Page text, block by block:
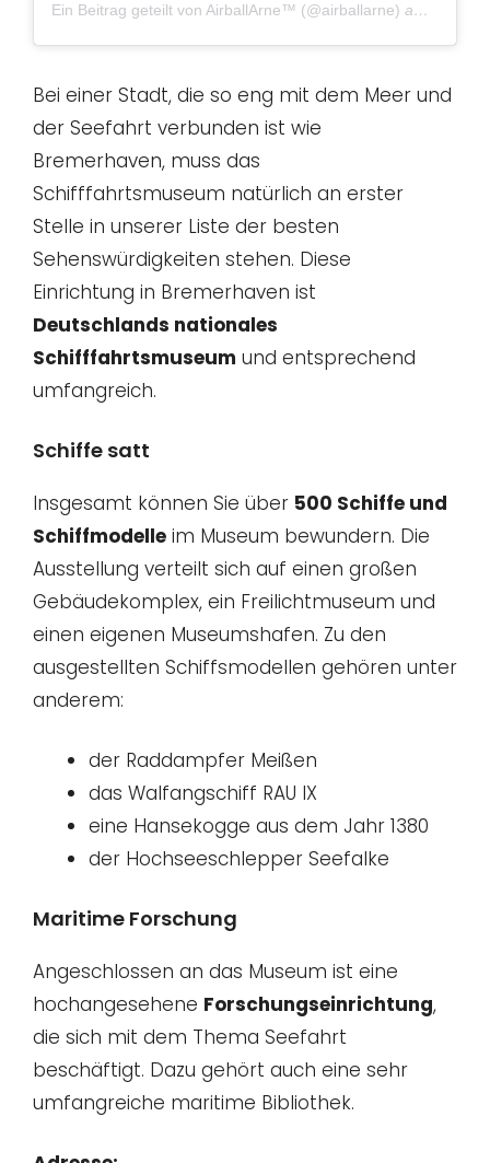
Ein Beitrag geteilt von AirballArne™ (@airballarne) am
Bei einer Stadt, die so eng mit dem Meer und
der Seefahrt verbunden ist wie
Bremerhaven, muss das
Schifffahrtsmuseum natürlich an erster
Stelle in unserer Liste der besten
Sehenswürdigkeiten stehen. Diese
Einrichtung in Bremerhaven ist
Deutschlands nationales
Schifffahrtsmuseum und entsprechend
umfangreich.
Schiffe satt
Insgesamt können Sie über 500 Schiffe und
Schiffmodelle im Museum bewundern. Die
Ausstellung verteilt sich auf einen großen
Gebäudekomplex, ein Freilichtmuseum und
einen eigenen Museumshafen. Zu den
ausgestellten Schiffsmodellen gehören unter
anderem:
der Raddampfer Meißen
das Walfangschiff RAU IX
eine Hansekogge aus dem Jahr 1380
der Hochseeschlepper Seefalke
Maritime Forschung
Angeschlossen an das Museum ist eine
hochangesehene Forschungseinrichtung,
die sich mit dem Thema Seefahrt
beschäftigt. Dazu gehört auch eine sehr
umfangreiche maritime Bibliothek.